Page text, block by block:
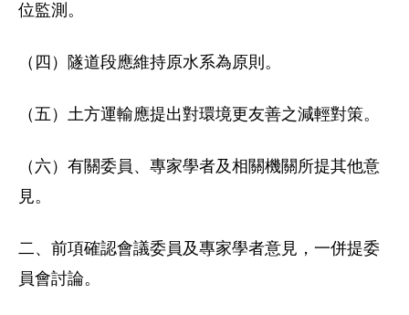
位監測。
（四）隧道段應維持原水系為原則。
（五）土方運輸應提出對環境更友善之減輕對策。
（六）有關委員、專家學者及相關機關所提其他意
見。
二、前項確認會議委員及專家學者意見，一併提委
員會討論。